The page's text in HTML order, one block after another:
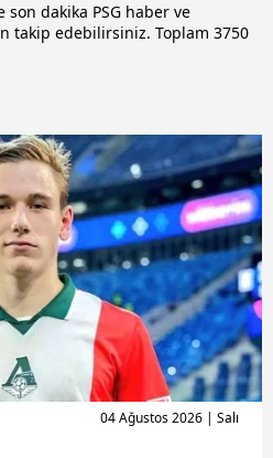
dakika PSG haber ve
takip edebilirsiniz. Toplam 3750
04 Ağustos 2026 | Salı